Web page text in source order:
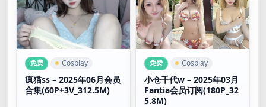
免费 Cosplay
疯猫ss – 2025年06月会员
合集(60P+3V_312.5M)
免费 Cosplay
小仓千代w – 2025年03月
Fantia会员订阅(180P_32
5.8M)